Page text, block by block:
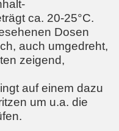
ca. 20-25°C.
Dosen
auch umgedreht,
zeigend,
auf einem dazu
um u.a. die